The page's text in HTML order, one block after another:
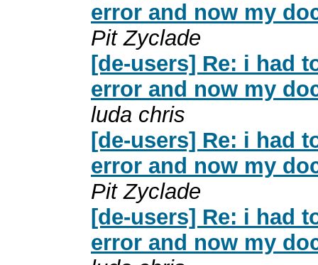
error and now my
Pit Zyclade
[de-users] Re: i had
error and now my
luda chris
[de-users] Re: i had
error and now my
Pit Zyclade
[de-users] Re: i had
error and now my